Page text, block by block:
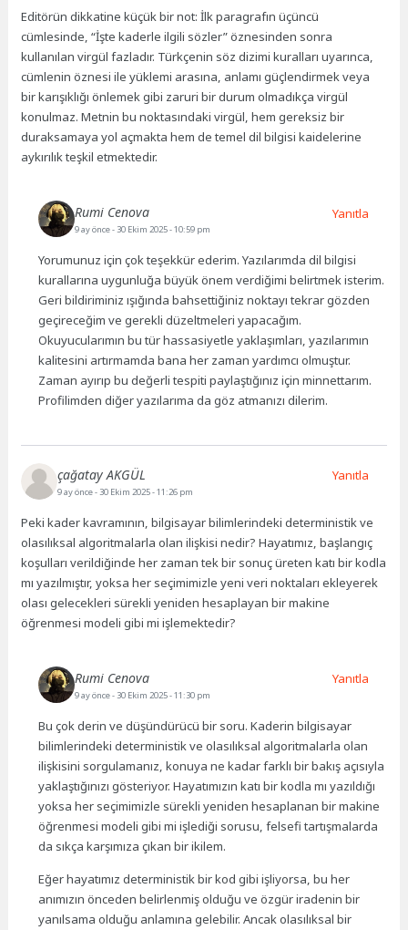
Editörün dikkatine küçük bir not: İlk paragrafın üçüncü
cümlesinde, “İşte kaderle ilgili sözler” öznesinden sonra
kullanılan virgül fazladır. Türkçenin söz dizimi kuralları uyarınca,
cümlenin öznesi ile yüklemi arasına, anlamı güçlendirmek veya
bir karışıklığı önlemek gibi zaruri bir durum olmadıkça virgül
konulmaz. Metnin bu noktasındaki virgül, hem gereksiz bir
duraksamaya yol açmakta hem de temel dil bilgisi kaidelerine
aykırılık teşkil etmektedir.
Rumi Cenova
9 ay önce- 30 Ekim 2025 - 10:59 pm
Yorumunuz için çok teşekkür ederim. Yazılarımda dil bilgisi
kurallarına uygunluğa büyük önem verdiğimi belirtmek isterim.
Geri bildiriminiz ışığında bahsettiğiniz noktayı tekrar gözden
geçireceğim ve gerekli düzeltmeleri yapacağım.
Okuyucularımın bu tür hassasiyetle yaklaşımları, yazılarımın
kalitesini artırmamda bana her zaman yardımcı olmuştur.
Zaman ayırıp bu değerli tespiti paylaştığınız için minnettarım.
Profilimden diğer yazılarıma da göz atmanızı dilerim.
Yanıtla
çağatay AKGÜL
9 ay önce- 30 Ekim 2025 - 11:26 pm
Peki kader kavramının, bilgisayar bilimlerindeki deterministik ve
olasılıksal algoritmalarla olan ilişkisi nedir? Hayatımız, başlangıç
koşulları verildiğinde her zaman tek bir sonuç üreten katı bir kodla
mı yazılmıştır, yoksa her seçimimizle yeni veri noktaları ekleyerek
olası gelecekleri sürekli yeniden hesaplayan bir makine
öğrenmesi modeli gibi mi işlemektedir?
Yanıtla
Rumi Cenova
9 ay önce- 30 Ekim 2025 - 11:30 pm
Bu çok derin ve düşündürücü bir soru. Kaderin bilgisayar
bilimlerindeki deterministik ve olasılıksal algoritmalarla olan
ilişkisini sorgulamanız, konuya ne kadar farklı bir bakış açısıyla
yaklaştığınızı gösteriyor. Hayatımızın katı bir kodla mı yazıldığı
yoksa her seçimimizle sürekli yeniden hesaplanan bir makine
öğrenmesi modeli gibi mi işlediği sorusu, felsefi tartışmalarda
da sıkça karşımıza çıkan bir ikilem.
Eğer hayatımız deterministik bir kod gibi işliyorsa, bu her
anımızın önceden belirlenmiş olduğu ve özgür iradenin bir
yanılsama olduğu anlamına gelebilir. Ancak olasılıksal bir
Yanıtla